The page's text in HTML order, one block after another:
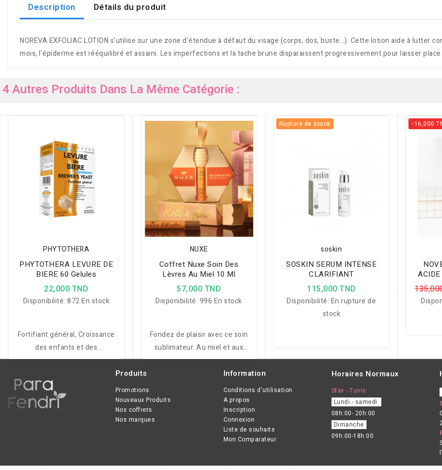
Description Détails du produit
NOREVA EXFOLIAC LOTION s’utilise sur une zone d’étendue à défaut du visage (corps, dos, buste…). Cette lotion aide à
mois, l’épiderme est rééquilibré et assaini. Les imperfections et la tache brune disparaissent progressivement pour laisser
4 Autres Produits Dans La Même Catégorie :
PHYTOTHERA
PHYTOTHERA LEVURE DE
BIERE 60 Gelules
22,000 TND
Disponibilité:872 En stock
Fortifiant général, Croissance
des enfants et des
adolescents, Femme enceinte
magnésium, Sénescence,
états de fatigue physique et
intellectuelle , Résistance à
NUXE
Coffret Nuxe Soin Des
Lèvres Au Miel 10 Ml
57,000 TND
Disponibilité: 996 En stock
Fondez de plaisir avec ce soin
sublimateur. Au miel et aux
huiles précieuses. 97%
d'ingrédients d'origine
Rupture de stock
soskin
SOSKIN SERUM INTENSE
CLARIFIANT
115,000 TND
Disponibilité: En rupture de
stock
-16,000
Produits
Promotions
Nouveaux Produits
Nos coffrets
Nos marques
Information
Conditions d'utilisation
A propos
Inscription
Connexion
Liste de souhaits
Mon Comparateur
Horaires Normaux
Sfax - Tunis
Lundi - samedi
08h:00- 20h:00
Dimanche
09h:00-18h:00